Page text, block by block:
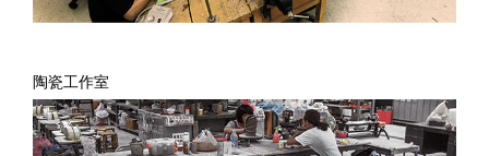
陶瓷工作室